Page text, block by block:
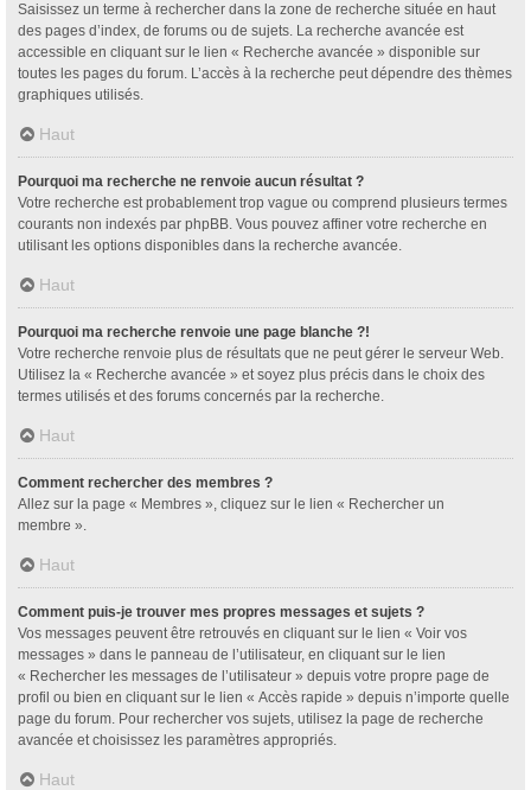
Saisissez un terme à rechercher dans la zone de recherche située en haut
des pages d’index, de forums ou de sujets. La recherche avancée est
accessible en cliquant sur le lien « Recherche avancée » disponible sur
toutes les pages du forum. L’accès à la recherche peut dépendre des thèmes
graphiques utilisés.
Haut
Pourquoi ma recherche ne renvoie aucun résultat ?
Votre recherche est probablement trop vague ou comprend plusieurs termes
courants non indexés par phpBB. Vous pouvez affiner votre recherche en
utilisant les options disponibles dans la recherche avancée.
Haut
Pourquoi ma recherche renvoie une page blanche ?!
Votre recherche renvoie plus de résultats que ne peut gérer le serveur Web.
Utilisez la « Recherche avancée » et soyez plus précis dans le choix des
termes utilisés et des forums concernés par la recherche.
Haut
Comment rechercher des membres ?
Allez sur la page « Membres », cliquez sur le lien « Rechercher un
membre ».
Haut
Comment puis-je trouver mes propres messages et sujets ?
Vos messages peuvent être retrouvés en cliquant sur le lien « Voir vos
messages » dans le panneau de l’utilisateur, en cliquant sur le lien
« Rechercher les messages de l’utilisateur » depuis votre propre page de
profil ou bien en cliquant sur le lien « Accès rapide » depuis n’importe quelle
page du forum. Pour rechercher vos sujets, utilisez la page de recherche
avancée et choisissez les paramètres appropriés.
Haut